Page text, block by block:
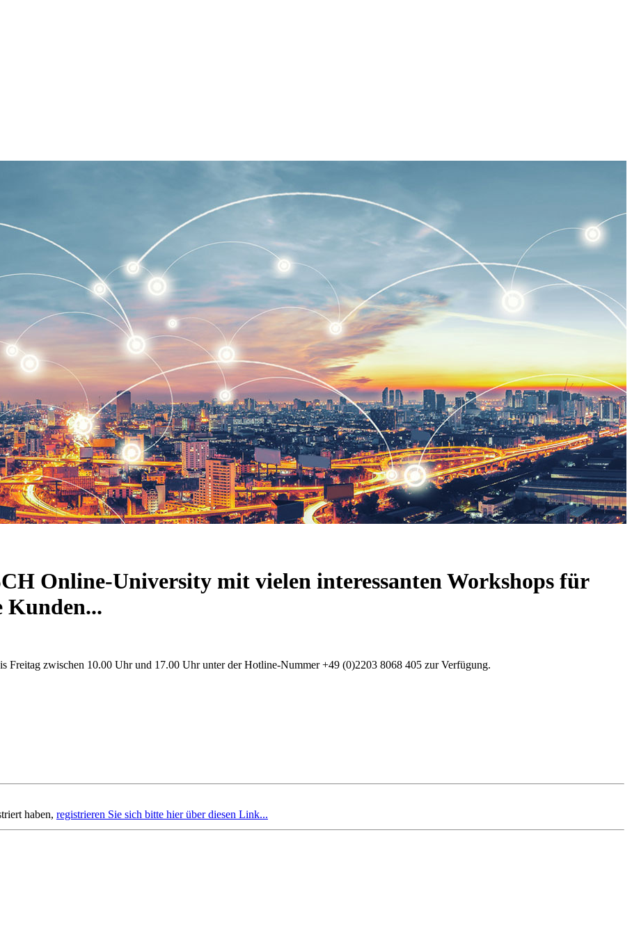
Online-University mit vielen interessanten Workshops für
Kunden...
Freitag zwischen 10.00 Uhr und 17.00 Uhr unter der Hotline-Nummer +49 (0)2203 8068 405 zur Verfügung.
haben, registrieren Sie sich bitte hier über diesen Link...